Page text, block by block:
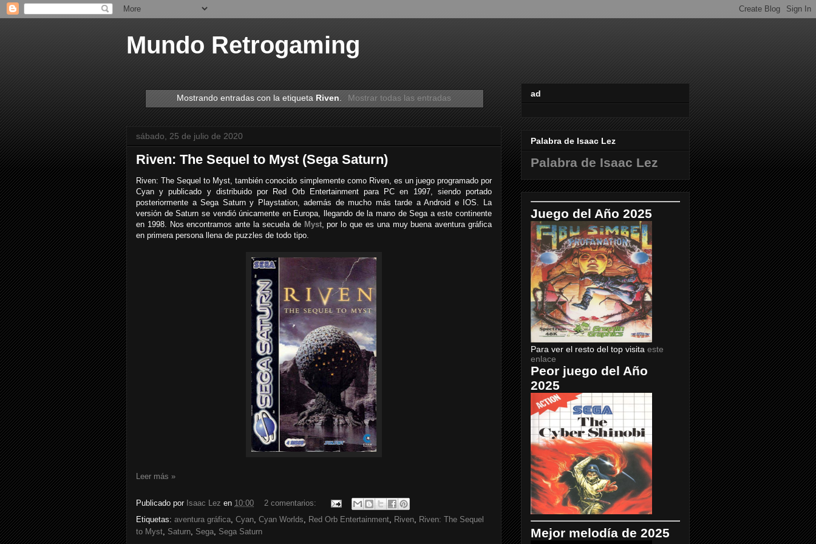
Mundo Retrogaming
Mostrando entradas con la etiqueta Riven. Mostrar todas las entradas
sábado, 25 de julio de 2020
Riven: The Sequel to Myst (Sega Saturn)
Riven: The Sequel to Myst, también conocido simplemente como Riven, es un juego programado por
Cyan y publicado y distribuido por Red Orb Entertainment para PC en 1997, siendo portado
posteriormente a Sega Saturn y Playstation, además de mucho más tarde a Android e IOS. La
versión de Saturn se vendió únicamente en Europa, llegando de la mano de Sega a este continente
en 1998. Nos encontramos ante la secuela de Myst, por lo que es una muy buena aventura gráfica
en primera persona llena de puzzles de todo tipo.
Leer más »
Publicado por Isaac Lez en 10:00
2 comentarios:
Etiquetas: aventura gráfica Cyan Cyan Worlds Red Orb Entertainment Riven Riven: The Sequel
to Myst Saturn Sega Sega Saturn
ad
Palabra de Isaac Lez
Palabra de Isaac Lez
Juego del Año 2025
Para ver el resto del top visita este
enlace
Peor juego del Año
2025
Mejor melodía de 2025